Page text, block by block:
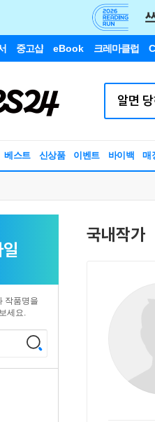
중고샵 eBook 크레마클럽
베스트 신상품 이벤트 바이백 매
작품명을
세요.
국내작가